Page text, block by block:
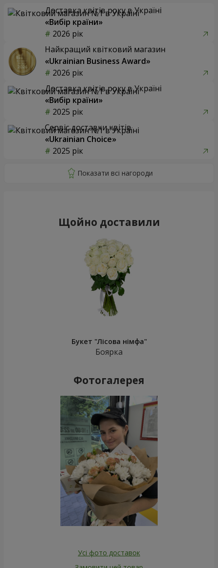
Доставка квітів року в Україні
«Вибір країни»
2026 рік
Найкращий квітковий магазин
«Ukrainian Business Award»
2026 рік
Доставка квітів року в Україні
«Вибір країни»
2025 рік
Сервіс доставки квітів
«Ukrainian Choice»
2025 рік
Щойно доставили
Букет "Лісова німфа"
Боярка
Фотогалерея
Усі фото доставок